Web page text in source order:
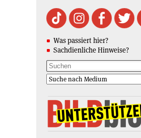
Was passiert hier?
Sachdienliche Hinweise?